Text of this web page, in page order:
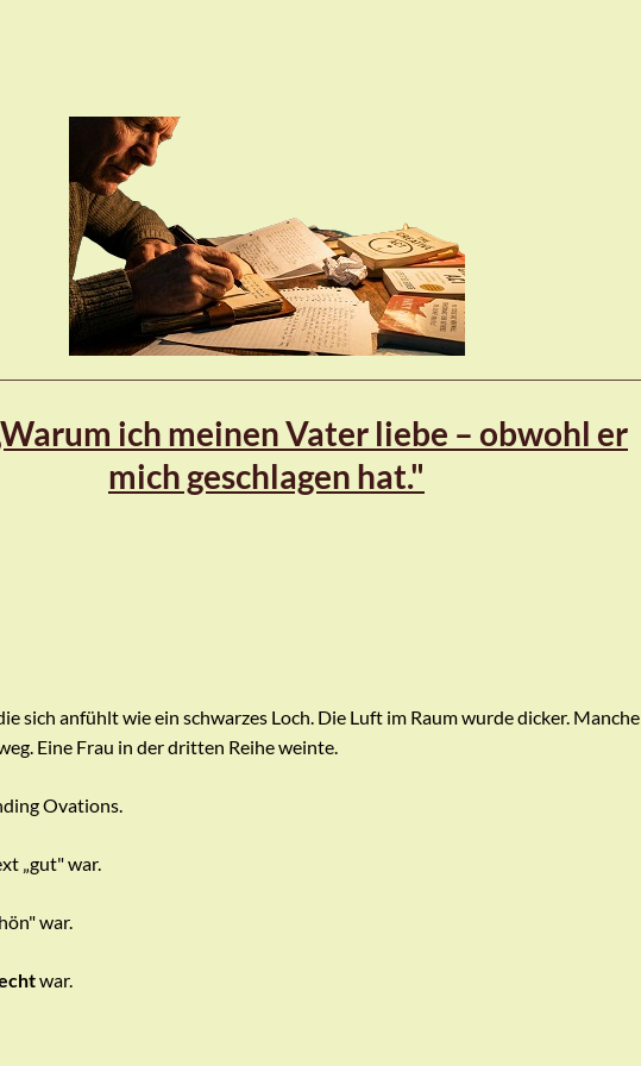
ich meinen Vater liebe – obwohl er
mich geschlagen hat."
sich anfühlt wie ein schwarzes Loch. Die Luft im Raum wurde dicker. Manche
Eine Frau in der dritten Reihe weinte.
Ovations.
„gut" war.
war.
war.